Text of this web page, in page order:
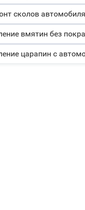
сколов автомобиля
вмятин без
царапин с